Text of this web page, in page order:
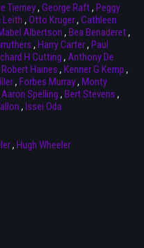
Tierney, George Raft, Peggy
Leith , Otto Kruger, Cathleen
Albertson , Bea Benaderet,
, Harry Carter, Paul
H Cutting , Anthony De
Robert Haines , Kenner G Kemp ,
, Forbes Murray, Monty
Aaron Spelling , Bert Stevens ,
, Issei Oda
, Hugh Wheeler